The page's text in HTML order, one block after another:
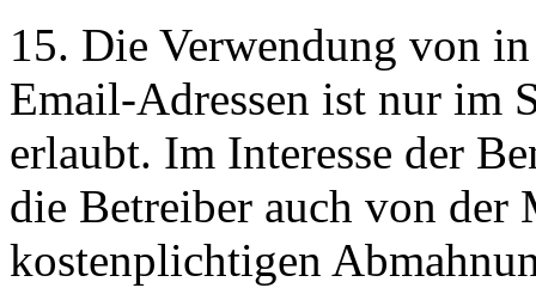
15. Die Verwendung von
Email-Adressen ist nur im
erlaubt. Im Interesse der
die Betreiber auch von
kostenplichtigen